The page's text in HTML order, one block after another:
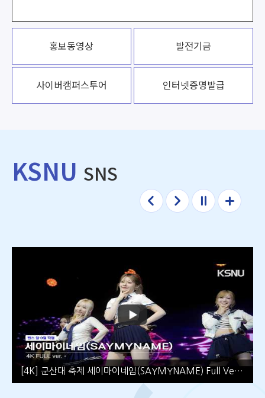
홍보동영상 발전기금
사이버캠퍼스투어 인터넷증명발급
KSNU SNS
[4K] 군산대 축제 세이마이네임(SAYMYNAME) Full Ver | 2026 국립군산대학교 결빛제 (WaveWay, ShaLala, ···)